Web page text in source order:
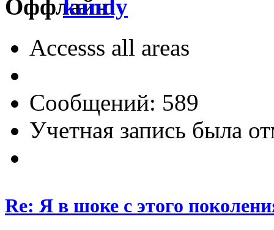
kandy
Accesss all areas
Сообщений: 589
Учетная запись была
Re: Я в шоке с этого